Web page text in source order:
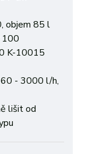
objem 85 l
100
K-10015
- 3000 l/h,
lišit od